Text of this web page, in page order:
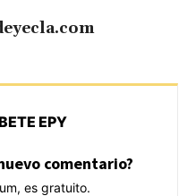
EPY
comentario?
es gratuito.